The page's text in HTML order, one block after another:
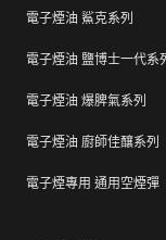
海外運送：
裝
購
本
有
電子煙油 鯊克系列
電子煙油 鹽博士一代系
電子煙油 爆脾氣系列
電子煙油 廚師佳釀系列
電子煙專用 通用空煙彈